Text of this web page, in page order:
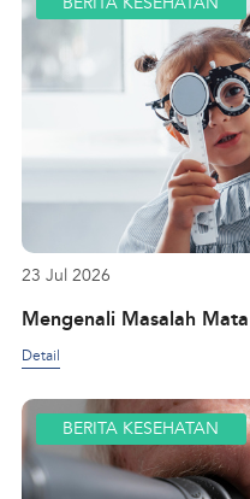
23 Jul 2026
Mengenali Masalah
Detail
BERITA KESEHATAN